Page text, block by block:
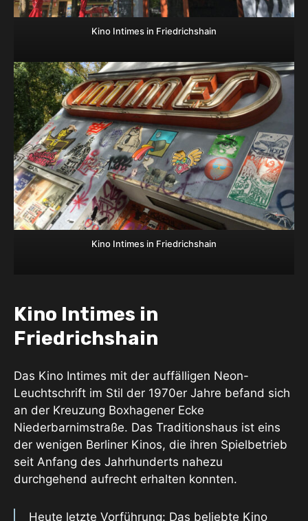
Kino Intimes in Friedrichshain
Kino Intimes in Friedrichshain
Kino Intimes in
Friedrichshain
Das Kino Intimes mit der auffälligen Neon-
Leuchtschrift im Stil der 1970er Jahre befand sich
an der Kreuzung Boxhagener Ecke
Niederbarnimstraße. Das Traditionshaus ist eins
der wenigen Berliner Kinos, die ihren Spielbetrieb
seit Anfang des Jahrhunderts nahezu
durchgehend aufrecht erhalten konnten.
Heute letzte Vorführung: Das beliebte Kino